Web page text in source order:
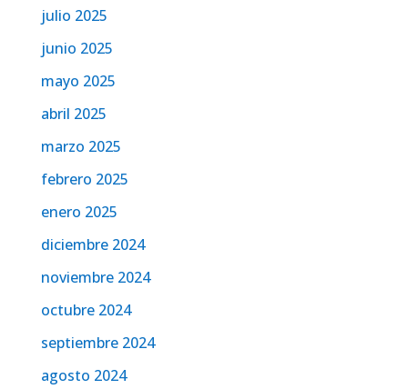
julio 2025
junio 2025
mayo 2025
abril 2025
marzo 2025
febrero 2025
enero 2025
diciembre 2024
noviembre 2024
octubre 2024
septiembre 2024
agosto 2024